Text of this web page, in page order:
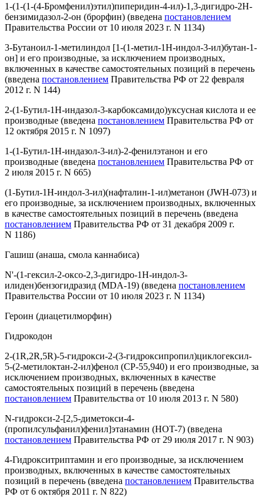
1-(1-(1-(4-Бромфенил)этил)пиперидин-4-ил)-1,3-дигидро-2Н-
бензимидазол-2-он (брорфин) (введена постановлением
Правительства России от 10 июля 2023 г. N 1134)
3-Бутаноил-1-метилиндол [1-(1-метил-1Н-индол-3-ил)бутан-1-
он] и его производные, за исключением производных,
включенных в качестве самостоятельных позиций в перечень
(введена постановлением Правительства РФ от 22 февраля
2012 г. N 144)
2-(1-Бутил-1Н-индазол-3-карбоксамидо)уксусная кислота и ее
производные (введена постановлением Правительства РФ от
12 октября 2015 г. N 1097)
1-(1-Бутил-1Н-индазол-3-ил)-2-фенилэтанон и его
производные (введена постановлением Правительства РФ от
2 июля 2015 г. N 665)
(1-Бутил-1H-индол-3-ил)(нафталин-1-ил)метанон (JWH-073) и
его производные, за исключением производных, включенных
в качестве самостоятельных позиций в перечень (введена
постановлением Правительства РФ от 31 декабря 2009 г.
N 1186)
Гашиш (анаша, смола каннабиса)
N'-(1-гексил-2-оксо-2,3-дигидро-1Н-индол-3-
илиден)бензогидразид (MDA-19) (введена постановлением
Правительства России от 10 июля 2023 г. N 1134)
Героин (диацетилморфин)
Гидрокодон
2-(1R,2R,5R)-5-гидрокси-2-(3-гидроксипропил)циклогексил-
5-(2-метилоктан-2-ил)фенол (СР-55,940) и его производные, за
исключением производных, включенных в качестве
самостоятельных позиций в перечень (введена
постановлением Правительства от 10 июля 2013 г. N 580)
N-гидрокси-2-[2,5-диметокси-4-
(пропилсульфанил)фенил]этанамин (HOT-7) (введена
постановлением Правительства РФ от 29 июля 2017 г. N 903)
4-Гидрокситриптамин и его производные, за исключением
производных, включенных в качестве самостоятельных
позиций в перечень (введена постановлением Правительства
РФ от 6 октября 2011 г. N 822)